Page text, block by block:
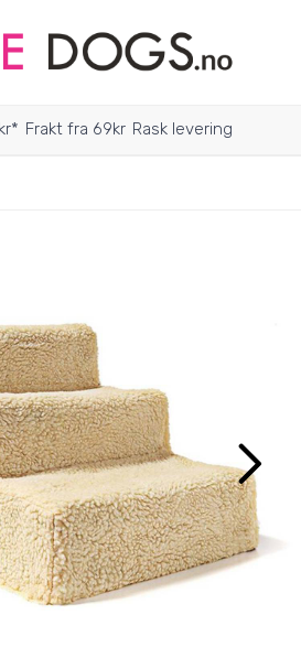
Frakt fra 69kr Rask levering